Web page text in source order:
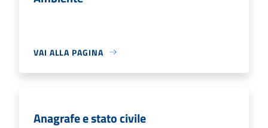
VAI ALLA PAGINA
Anagrafe e stato civile